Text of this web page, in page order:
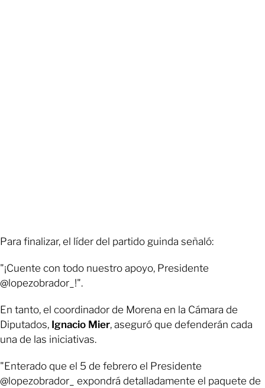
Para finalizar, el líder del partido guinda señaló:
"¡Cuente con todo nuestro apoyo, Presidente
@lopezobrador_!".
En tanto, el coordinador de Morena en la Cámara de
Diputados, Ignacio Mier, aseguró que defenderán cada
una de las iniciativas.
"Enterado que el 5 de febrero el Presidente
@lopezobrador_ expondrá detalladamente el paquete de